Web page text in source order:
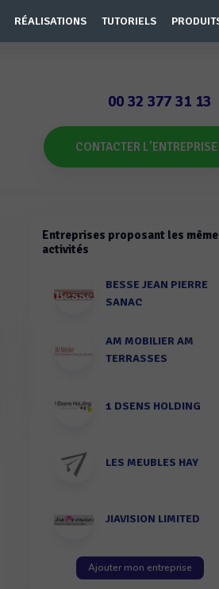
RÉALISATIONS TUTORIELS
00 32 377 31 13
CONTACTER L'ENTREPRISE
Entreprises proposant les
activités
BESSE JEAN PIERRE
SANAC
AM MOBILIER AM
TERRASSES
1 DSENS HOLDING
LES MEUBLES HAY
JIAVISION LIMITED
Ajouter mon entreprise